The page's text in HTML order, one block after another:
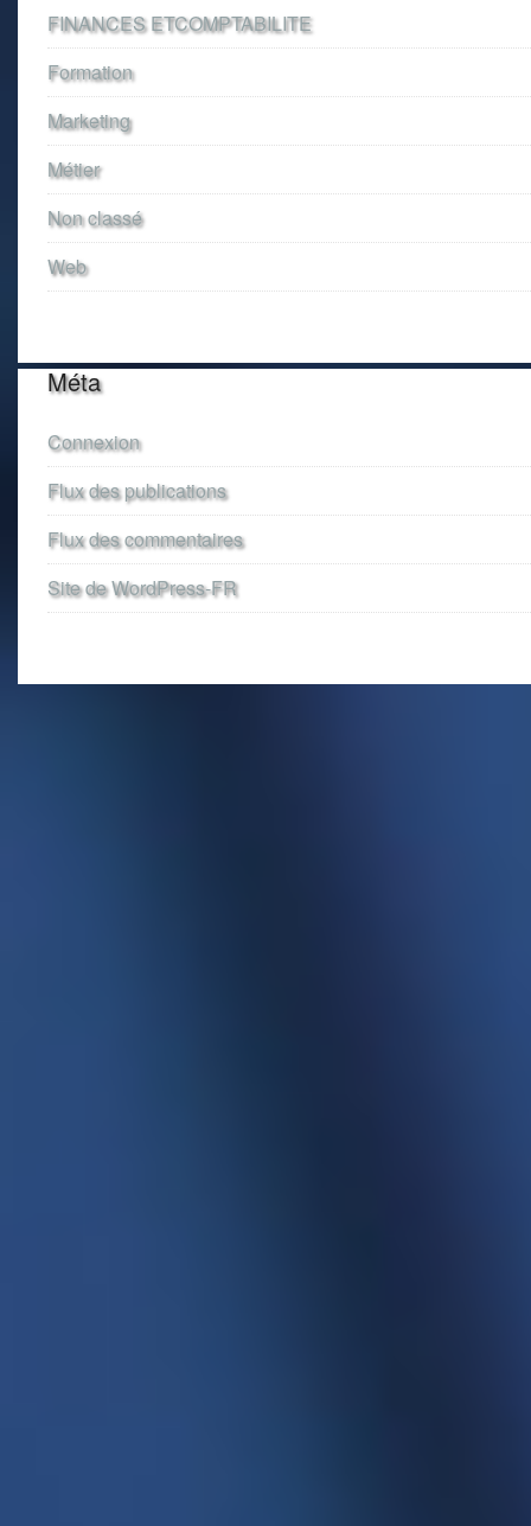
FINANCES ETCOMPTABILITE
Formation
Marketing
Métier
Non classé
Web
Méta
Connexion
Flux des publications
Flux des commentaires
Site de WordPress-FR